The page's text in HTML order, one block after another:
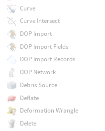
Curve
Curve Intersect
DOP Import
DOP Import Fields
DOP Import Records
DOP Network
Debris Source
Deflate
Deformation Wrangle
Delete